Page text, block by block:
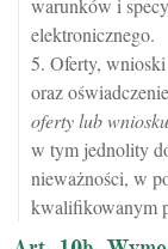
warunków i
elektronicznego.
5. Oferty, wnioski
oraz
oferty lub
w tym jednolity
nieważności, w
kwalifikowanym